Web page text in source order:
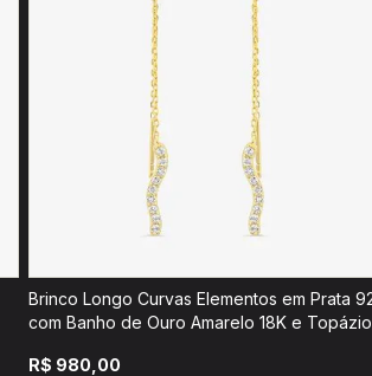
Brinco Longo Curvas Elementos em Prata 925
com Banho de Ouro Amarelo 18K e Topázio
R$ 980,00